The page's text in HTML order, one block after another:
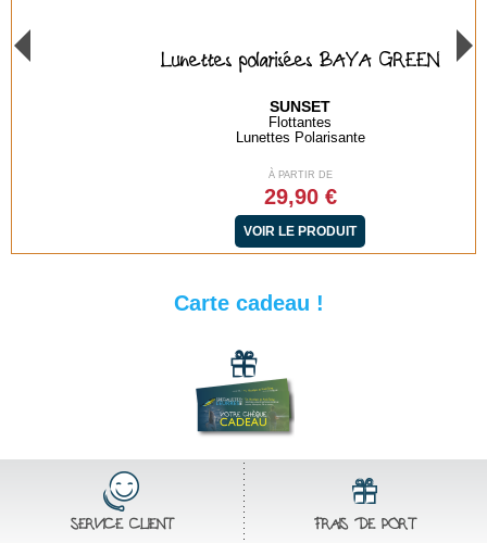
Lunettes polarisées BAYA GREEN
SUNSET
Flottantes
Lunettes Polarisante
À PARTIR DE
29,90 €
VOIR LE PRODUIT
Carte cadeau !
SERVICE CLIENT FRAIS DE PORT